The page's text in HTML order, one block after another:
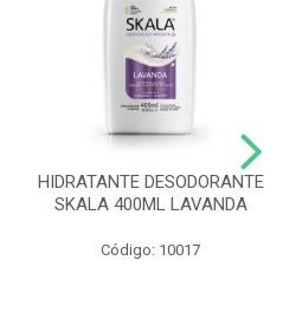
HIDRATANTE DESODORANTE
SKALA 400ML LAVANDA
Código: 10017